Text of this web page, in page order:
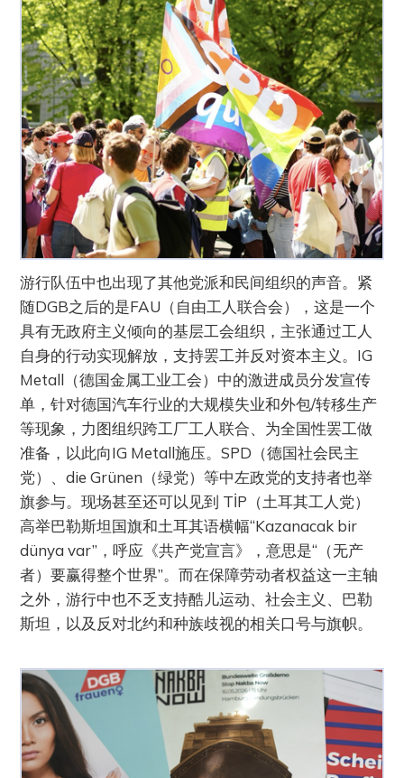
游行队伍中也出现了其他党派和民间组织的声音。紧
随DGB之后的是FAU（自由工人联合会），这是一个
具有无政府主义倾向的基层工会组织，主张通过工人
自身的行动实现解放，支持罢工并反对资本主义。IG
Metall（德国金属工业工会）中的激进成员分发宣传
单，针对德国汽车行业的大规模失业和外包/转移生产
等现象，力图组织跨工厂工人联合、为全国性罢工做
准备，以此向IG Metall施压。SPD（德国社会民主
党）、die Grünen（绿党）等中左政党的支持者也举
旗参与。现场甚至还可以见到 TİP（土耳其工人党）
高举巴勒斯坦国旗和土耳其语横幅“Kazanacak bir
dünya var”，呼应《共产党宣言》，意思是“（无产
者）要赢得整个世界”。而在保障劳动者权益这一主轴
之外，游行中也不乏支持酷儿运动、社会主义、巴勒
斯坦，以及反对北约和种族歧视的相关口号与旗帜。